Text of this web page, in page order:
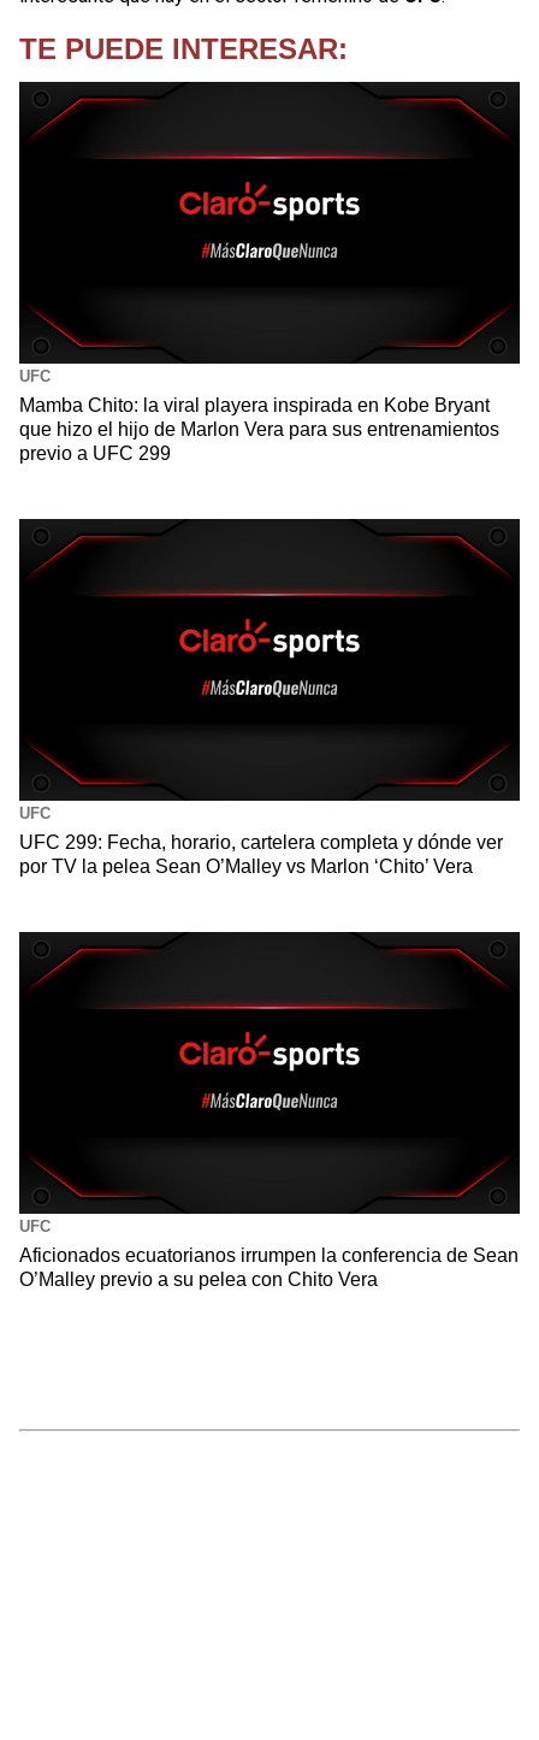
TE PUEDE INTERESAR:
UFC
Mamba Chito: la viral playera inspirada en Kobe Bryant
que hizo el hijo de Marlon Vera para sus entrenamientos
previo a UFC 299
UFC
UFC 299: Fecha, horario, cartelera completa y dónde ver
por TV la pelea Sean O’Malley vs Marlon ‘Chito’ Vera
UFC
Aficionados ecuatorianos irrumpen la conferencia de Sean
O’Malley previo a su pelea con Chito Vera